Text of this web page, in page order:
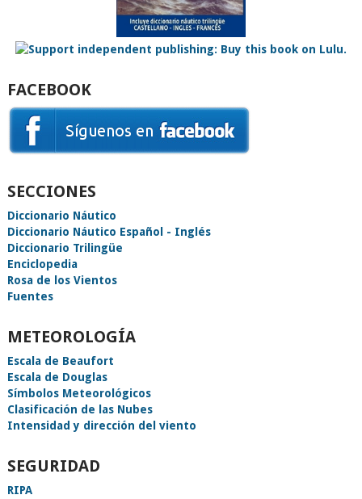
FACEBOOK
SECCIONES
Diccionario Náutico
Diccionario Náutico Español - Inglés
Diccionario Trilingüe
Enciclopedia
Rosa de los Vientos
Fuentes
METEOROLOGÍA
Escala de Beaufort
Escala de Douglas
Símbolos Meteorológicos
Clasificación de las Nubes
Intensidad y dirección del viento
SEGURIDAD
RIPA